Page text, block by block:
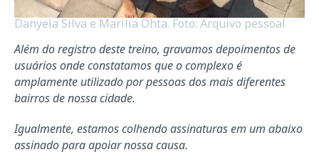
Danyela Silva e Marilia Ohta. Foto: Arquivo pessoal
Além do registro deste treino, gravamos depoimentos de
usuários onde constatamos que o complexo é
amplamente utilizado por pessoas dos mais diferentes
bairros de nossa cidade.
Igualmente, estamos colhendo assinaturas em um abaixo
assinado para apoiar nossa causa.